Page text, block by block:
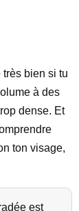
bien si tu
à des
dense. Et
ton visage,
est